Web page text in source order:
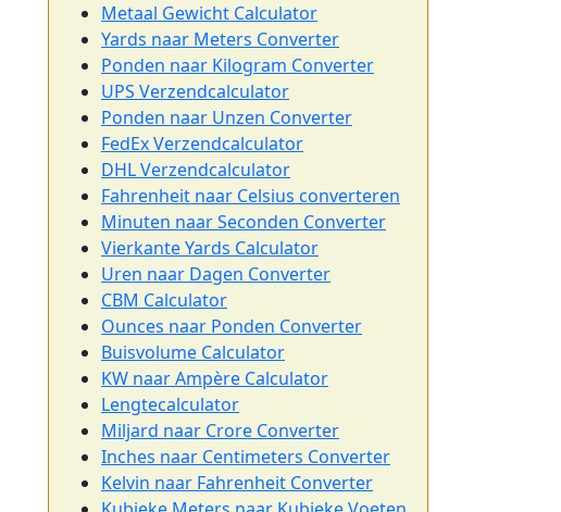
Metaal Gewicht Calculator
Yards naar Meters Converter
Ponden naar Kilogram Converter
UPS Verzendcalculator
Ponden naar Unzen Converter
FedEx Verzendcalculator
DHL Verzendcalculator
Fahrenheit naar Celsius converteren
Minuten naar Seconden Converter
Vierkante Yards Calculator
Uren naar Dagen Converter
CBM Calculator
Ounces naar Ponden Converter
Buisvolume Calculator
KW naar Ampère Calculator
Lengtecalculator
Miljard naar Crore Converter
Inches naar Centimeters Converter
Kelvin naar Fahrenheit Converter